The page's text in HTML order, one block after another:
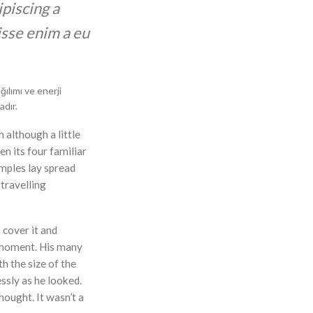
a
enim a eu
ve enerji
although a little
its four familiar
lay spread
travelling
it and
His many
the size of the
as he looked.
It wasn’t a